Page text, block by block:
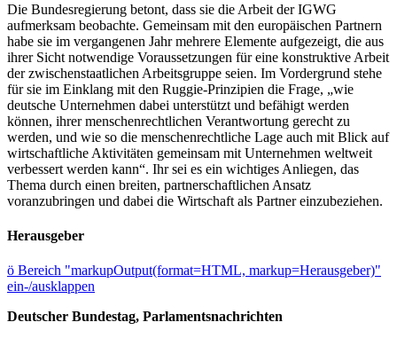
Die Bundesregierung betont, dass sie die Arbeit der IGWG
aufmerksam beobachte. Gemeinsam mit den europäischen Partnern
habe sie im vergangenen Jahr mehrere Elemente aufgezeigt, die aus
ihrer Sicht notwendige Voraussetzungen für eine konstruktive Arbeit
der zwischenstaatlichen Arbeitsgruppe seien. Im Vordergrund stehe
für sie im Einklang mit den Ruggie-Prinzipien die Frage, „wie
deutsche Unternehmen dabei unterstützt und befähigt werden
können, ihrer menschenrechtlichen Verantwortung gerecht zu
werden, und wie so die menschenrechtliche Lage auch mit Blick auf
wirtschaftliche Aktivitäten gemeinsam mit Unternehmen weltweit
verbessert werden kann“. Ihr sei es ein wichtiges Anliegen, das
Thema durch einen breiten, partnerschaftlichen Ansatz
voranzubringen und dabei die Wirtschaft als Partner einzubeziehen.
Herausgeber
ö Bereich "markupOutput(format=HTML, markup=Herausgeber)"
ein-/ausklappen
Deutscher Bundestag, Parlamentsnachrichten